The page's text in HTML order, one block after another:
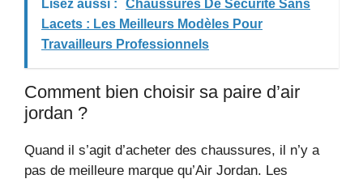
Lisez aussi :
Chaussures De Sécurité Sans
Lacets : Les Meilleurs Modèles Pour
Travailleurs Professionnels
Comment bien choisir sa paire d’air
jordan ?
Quand il s’agit d’acheter des chaussures, il n’y a
pas de meilleure marque qu’Air Jordan. Les